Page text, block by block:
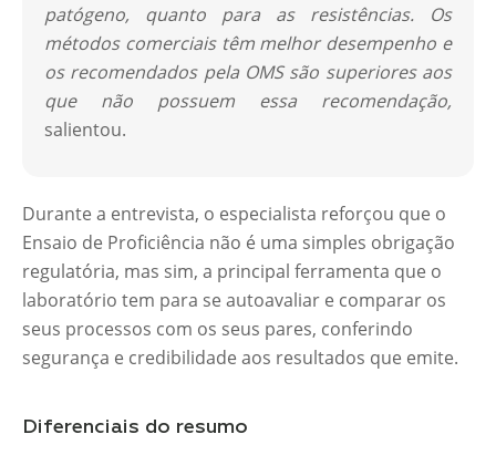
patógeno, quanto para as resistências. Os
métodos comerciais têm melhor desempenho e
os recomendados pela OMS são superiores aos
que não possuem essa recomendação,
salientou.
Durante a entrevista, o especialista reforçou que o
Ensaio de Proficiência não é uma simples obrigação
regulatória, mas sim, a principal ferramenta que o
laboratório tem para se autoavaliar e comparar os
seus processos com os seus pares, conferindo
segurança e credibilidade aos resultados que emite.
Diferenciais do resumo